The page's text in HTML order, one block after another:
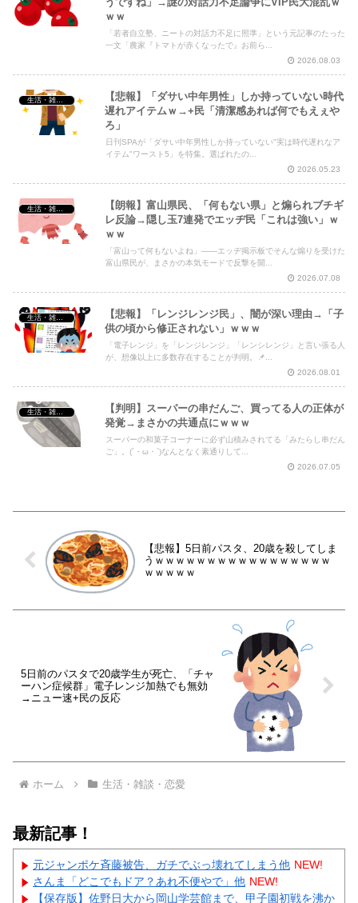
ｗｗ
「若者自立塾、ニートの対話力不足に照準」という元記事のたった
一文「農家『トマトが赤くなったで』お前ら...
2026.08.03
生活・雑談・恋愛
【悲報】「ダサい中年男性」しか持っていない時代
遅れアイテムｗ→+民「清潔感あれば何でもえぇや
ろ」
日刊SPAが「ダサい中年男性しか持っていない"実は時代遅れなア
イテム"ワースト5」を特集。選ばれたの...
2026.05.23
生活・雑談・恋愛
【朗報】富山県民、「何もない県」と煽られブチギ
レ反論→隠し玉7連発でエッヂ民「これは強い」ｗ
ｗｗ
「富山って何もないよね」――エッヂ掲示板でそんな煽りを受けた
富山県民が、まさかの本気モードで反撃を開...
2026.07.08
【悲報】「レンジレンジ民」、闇が深い理由→「子
供の頃から修正されない」ｗｗｗ
「電子レンジ」を「レンジレンジ」「レンシレンジ」と言い張る人
が、想像以上に多数存在することが判明。📌...
2026.08.01
【判明】スーパーの串だんご、買ってる人の正体が
発覚→まさかの共通点にｗｗｗ
スーパーの和菓子コーナーに必ず山積みされてる「みたらし串だん
ご」。(´・ω・`)なんとなく素通りして...
2026.07.05
【悲報】5日前パスタ、20歳を殺してしま
うｗｗｗｗｗｗｗｗｗｗｗｗｗｗｗｗｗ
ｗｗｗｗｗ
5日前のパスタで20歳学生が死亡、「チャ
ーハン症候群」電子レンジ加熱でも無効
→ニュー速+民の反応
ホーム 生活・雑談・恋愛
最新記事！
元ジャンポケ斉藤被告、ガチでぶっ壊れてしまう他 NEW!
さんま「どこでもドア？あれ不便やで」他 NEW!
【保存版】佐野日大から岡山学芸館まで、甲子園初戦を沸か